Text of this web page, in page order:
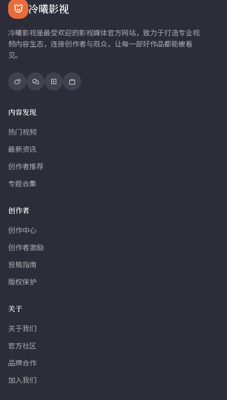
冷曦影视
冷曦影视是最受欢迎的影视媒体官方网站，致力于打造专业视
频内容生态，连接创作者与观众，让每一部好作品都能被看
见。
内容发现
热门视频
最新资讯
创作者推荐
专题合集
创作者
创作中心
创作者激励
投稿指南
版权保护
关于
关于我们
官方社区
品牌合作
加入我们